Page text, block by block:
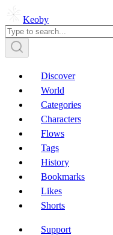
Keoby
Discover
World
Categories
Characters
Flows
Tags
History
Bookmarks
Likes
Shorts
Support